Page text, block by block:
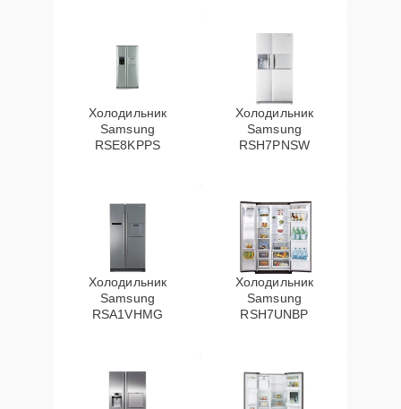
Холодильник
Samsung
RSE8KPPS
Холодильник
Samsung
RSH7PNSW
Холодильник
Samsung
RSA1VHMG
Холодильник
Samsung
RSH7UNBP